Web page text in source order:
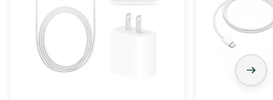
para
iPhone,
iPad:
rápido
USB-